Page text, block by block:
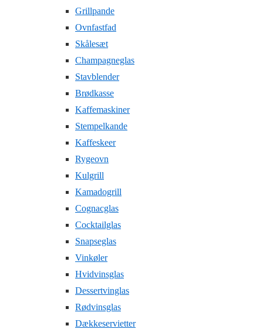
Grillpande
Ovnfastfad
Skålesæt
Champagneglas
Stavblender
Brødkasse
Kaffemaskiner
Stempelkande
Kaffeskeer
Rygeovn
Kulgrill
Kamadogrill
Cognacglas
Cocktailglas
Snapseglas
Vinkøler
Hvidvinsglas
Dessertvinglas
Rødvinsglas
Dækkeservietter